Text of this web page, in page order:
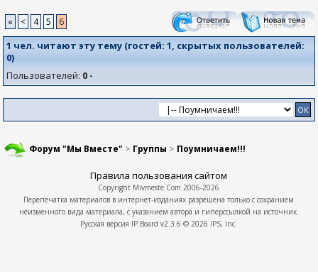
« < 4 5 6
1 чел. читают эту тему (гостей:1, скрытых пользователей:
0)
Пользователей: 0 -
Форум "Мы Вместе" > Группы > Поумничаем!!!
Правила пользования сайтом
Copyright Mivmeste.Com 2006-2026
Перепечатка материалов в интернет-изданиях разрешена только с сохранием
неизменного вида материала, с указанием автора и гиперссылкой на источник.
Русская версия IP.Board v2.3.6 © 2026 IPS, Inc.